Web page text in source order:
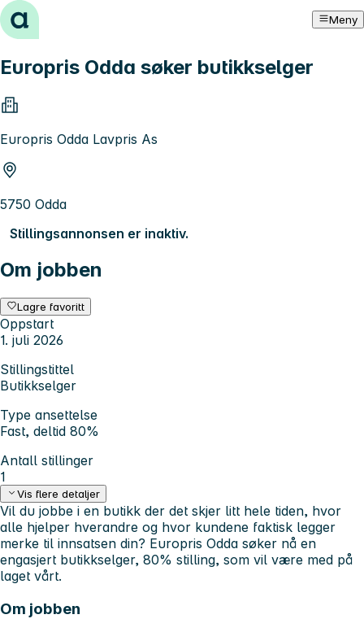
Hopp til innhold Meny
Europris Odda søker butikkselger
Europris Odda Lavpris As
5750 Odda
Stillingsannonsen er inaktiv.
Om jobben
Lagre favoritt
Oppstart
1. juli 2026
Stillingstittel
Butikkselger
Type ansettelse
Fast, deltid 80%
Antall stillinger
1
Vis flere detaljer
Vil du jobbe i en butikk der det skjer litt hele tiden, hvor
alle hjelper hverandre og hvor kundene faktisk legger
merke til innsatsen din? Europris Odda søker nå en
engasjert butikkselger, 80% stilling, som vil være med på
laget vårt.
Om jobben